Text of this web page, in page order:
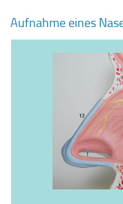
Aufnahme eines